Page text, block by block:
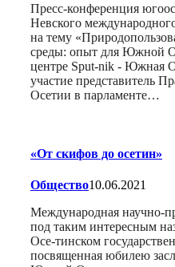
Пресс-конференция
Невского
на тему
среды: опыт для Южной
центре Sput-nik - Южная
участие представитель
Осетии в парламенте…
«От скифов до осетин»
Общество10.06.2021
Международная научно-
под таким интересным
Осе-тинском
посвященная юбилею